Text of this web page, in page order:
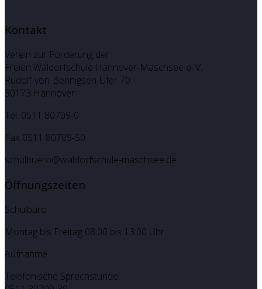
Kontakt
Verein zur Förderung der
Freien Waldorfschule Hannover-Maschsee e. V.
Rudolf-von-Bennigsen-Ufer 70
30173 Hannover
Tel. 0511 80709-0
Fax 0511 80709-50
schulbuero@waldorfschule-maschsee.de
Öffnungszeiten
Schulbüro
Montag bis Freitag 08:00 bis 13:00 Uhr
Aufnahme
Telefonische Sprechstunde: